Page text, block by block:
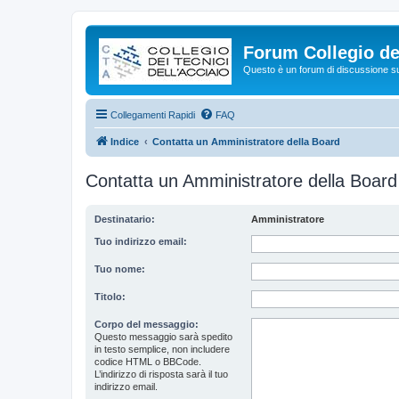
Forum Collegio
Questo è un forum di discussione
Collegamenti Rapidi FAQ
Indice Contatta un Amministratore della Board
Contatta un Amministratore della Board
Destinatario: Amministratore
Tuo indirizzo email:
Tuo nome:
Titolo:
Corpo del messaggio:
Questo messaggio sarà spedito
in testo semplice, non includere
codice HTML o BBCode.
L’indirizzo di risposta sarà il tuo
indirizzo email.